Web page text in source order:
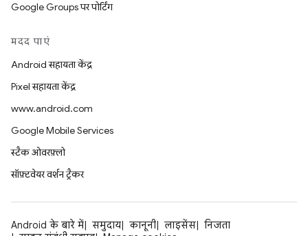
Google Groups पर पोर्टिंग
मदद पाएं
Android सहायता केंद्र
Pixel सहायता केंद्र
www.android.com
Google Mobile Services
स्टैक ओवरफ़्लो
सॉफ़्टवेयर वर्शन ट्रैकर
Android के बारे में समुदाय कानूनी लाइसेंस
निजता